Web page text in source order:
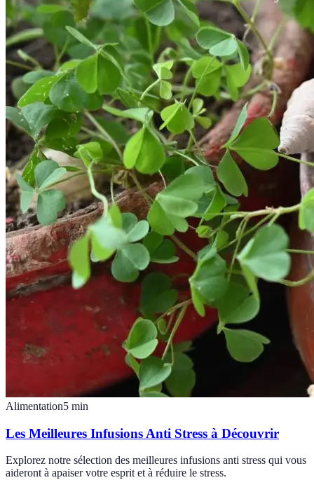
Alimentation5 min
Les Meilleures Infusions Anti Stress à Découvrir
Explorez notre sélection des meilleures infusions anti stress qui vous
aideront à apaiser votre esprit et à réduire le stress.